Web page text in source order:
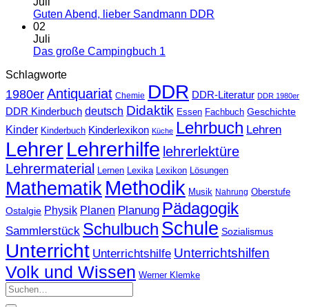
Guten Abend, lieber Sandmann DDR
02
Juli
Das große Campingbuch 1
Schlagworte
1980er Antiquariat Chemie DDR DDR-Literatur DDR 1980er
DDR Kinderbuch deutsch Didaktik Essen Fachbuch Geschichte
Kinder Kinderbuch Kinderlexikon Küche Lehrbuch Lehren
LehrerLehrerhilfe lehrerlektüre
Lehrermaterial Lernen Lexika Lexikon Lösungen
MathematikMethodik Musik Nahrung Oberstufe
Ostalgie Physik Planen Planung Pädagogik
Sammlerstück Schulbuch Schule Sozialismus
Unterricht Unterrichtshilfe Unterrichtshilfen
Volk und Wissen Werner Klemke
Suchen
nach: